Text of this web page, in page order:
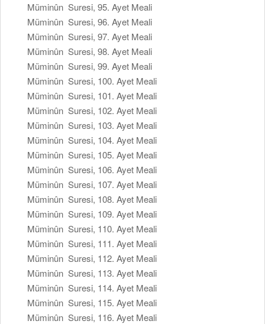
Müminûn Suresi, 95. Ayet Meali
Müminûn Suresi, 96. Ayet Meali
Müminûn Suresi, 97. Ayet Meali
Müminûn Suresi, 98. Ayet Meali
Müminûn Suresi, 99. Ayet Meali
Müminûn Suresi, 100. Ayet Meali
Müminûn Suresi, 101. Ayet Meali
Müminûn Suresi, 102. Ayet Meali
Müminûn Suresi, 103. Ayet Meali
Müminûn Suresi, 104. Ayet Meali
Müminûn Suresi, 105. Ayet Meali
Müminûn Suresi, 106. Ayet Meali
Müminûn Suresi, 107. Ayet Meali
Müminûn Suresi, 108. Ayet Meali
Müminûn Suresi, 109. Ayet Meali
Müminûn Suresi, 110. Ayet Meali
Müminûn Suresi, 111. Ayet Meali
Müminûn Suresi, 112. Ayet Meali
Müminûn Suresi, 113. Ayet Meali
Müminûn Suresi, 114. Ayet Meali
Müminûn Suresi, 115. Ayet Meali
Müminûn Suresi, 116. Ayet Meali